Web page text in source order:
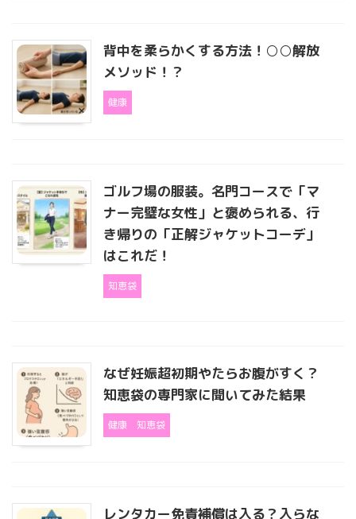
背中を柔らかくする方法！○○解放
メソッド！？
健康
ゴルフ場の服装。名門コースで「マ
ナー完璧な女性」と褒められる、行
き帰りの「正解ジャケットコーデ」
はこれだ！
知恵袋
なぜ妊娠超初期やたらお腹がすく？
知恵袋の専門家に聞いてみた結果
健康 知恵袋
レンタカー免責補償は入る？入らな